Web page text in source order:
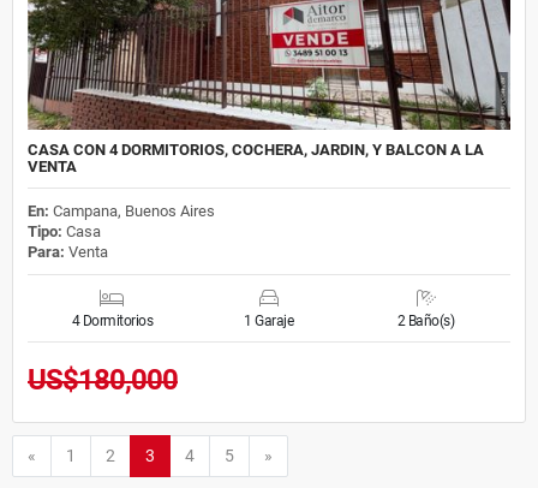
CASA CON 4 DORMITORIOS, COCHERA, JARDIN, Y BALCON A LA
VENTA
En: Campana, Buenos Aires
Tipo: Casa
Para: Venta
4 Dormitorios 1 Garaje 2 Baño(s)
US$180,000
« Anterior
1 2 3 4 5 »